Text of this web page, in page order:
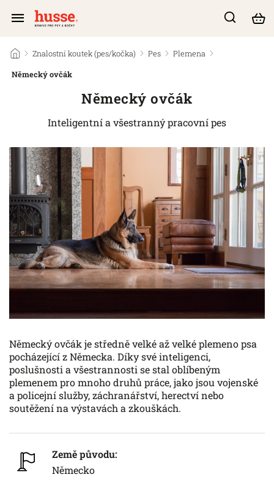
/ Znalostní koutek (pes/kočka) / Pes / Plemena /
Německý ovčák
Německý ovčák
Inteligentní a všestranný pracovní pes
Německý ovčák je středně velké až velké plemeno psa
pocházející z Německa. Díky své inteligenci,
poslušnosti a všestrannosti se stal oblíbeným
plemenem pro mnoho druhů práce, jako jsou vojenské
a policejní služby, záchranářství, herectví nebo
soutěžení na výstavách a zkouškách.
Země původu:
Německo